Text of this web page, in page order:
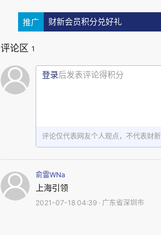
人(有法定赡养、抚养、扶养义
过10平方，但非家庭人员混杂在一
这么一个无效的、群租的，尤其
部门的不作为。这些部门包括房
住房屋租赁管理办法》第五条(管
租赁的行政主管部门。区、县房
推广 财新会员积分兑好礼
评论区 1
登录后发表评论得积分
评论仅代表网友个人观点，不代表财
俞雷WNa
上海引领
2021-07-18 04:39 · 广东省深圳市